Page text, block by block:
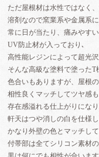
ただ屋根材は水性ではなく
溶剤なので窯業系や金属系
常に日が当たり、痛みやす
UV防止材が入っており､
高性能レジンによって超光
そんな高級な塗料で塗ったT
色合いもありますが、屋根
相性良くマッチしてツヤ感
存在感溢れる仕上がりにな
軒天はつや消しの白を仕様し
かなり外壁の色とマッチし
付帯部は全てシリコン素材